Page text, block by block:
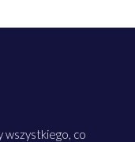
wszystkiego, co